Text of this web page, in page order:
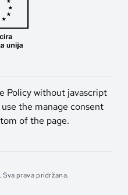
Policy without javascript
the manage consent
of the page.
prava pridržana.